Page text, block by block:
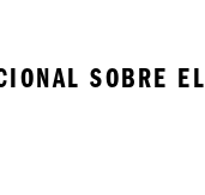
SOBRE EL